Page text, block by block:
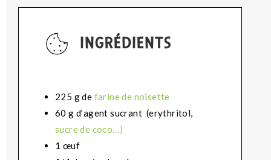
INGRÉDIENTS
225 g de farine de noisette
60 g d’agent sucrant (erythritol,
sucre de coco…)
1 œuf